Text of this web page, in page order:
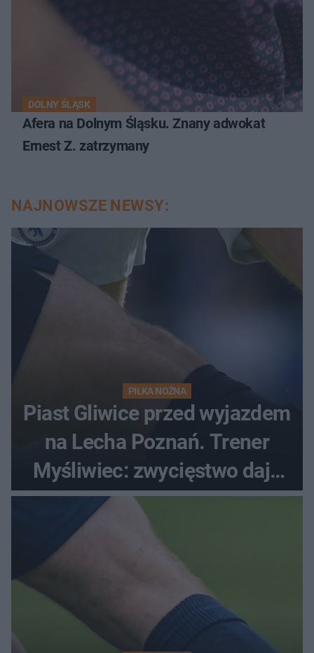
DOLNY ŚLĄSK
Afera na Dolnym Śląsku. Znany adwokat
Ernest Z. zatrzymany
NAJNOWSZE NEWSY:
PIŁKA NOŻNA
Piast Gliwice przed wyjazdem
na Lecha Poznań. Trener
Myśliwiec: zwycięstwo daje
satysfakcję